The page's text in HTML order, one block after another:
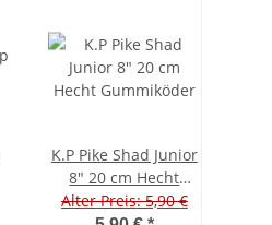
K.P Pike Shad Junior
8" 20 cm Hecht
Gummiköder
Alter Preis: 5,90 €